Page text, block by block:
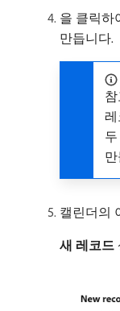
을 클릭하
만듭니다.
캘린더의
새 레코드